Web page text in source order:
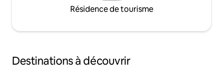
Résidence de tourisme
Destinations à découvrir